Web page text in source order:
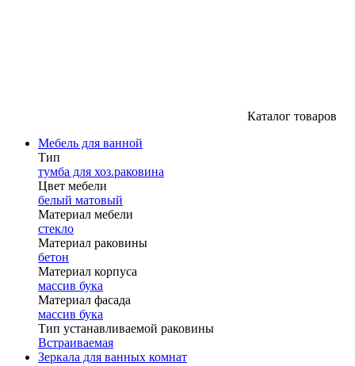
Каталог товаров
Мебель для ванной
Тип
тумба для хоз.раковина
Цвет мебели
белый матовый
Материал мебели
стекло
Материал раковины
бетон
Материал корпуса
массив бука
Материал фасада
массив бука
Тип устанавливаемой раковины
Встраиваемая
Зеркала для ванных комнат